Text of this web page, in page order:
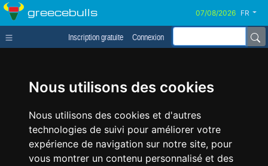
Nous utilisons des cookies
Nous utilisons des cookies et d'autres
technologies de suivi pour améliorer votre
expérience de navigation sur notre site, pour
vous montrer un contenu personnalisé et des
greecebulls FR
Inscription gratuite Connexion